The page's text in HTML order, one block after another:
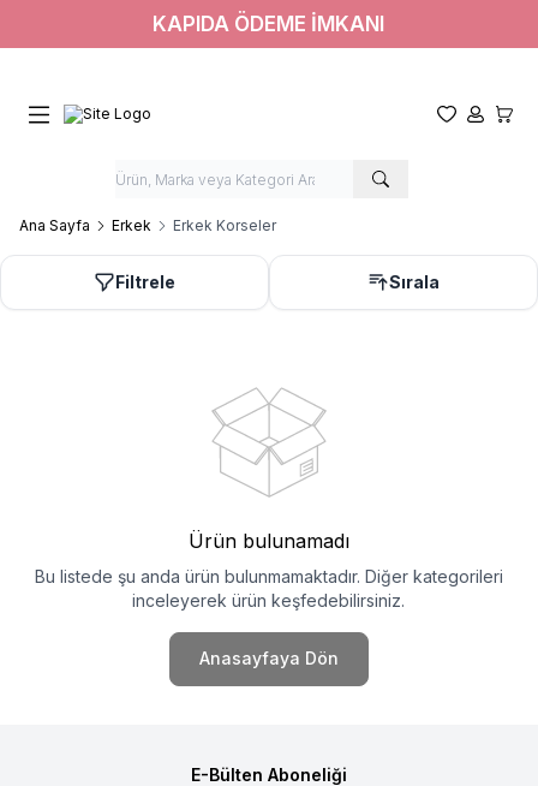
KAPIDA ÖDEME İMKANI
Favorilerim
Hesabım
Ana Sayfa Erkek Erkek Korseler
Filtrele Sırala
Ürün bulunamadı
Bu listede şu anda ürün bulunmamaktadır. Diğer kategorileri
inceleyerek ürün keşfedebilirsiniz.
Anasayfaya Dön
E-Bülten Aboneliği